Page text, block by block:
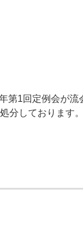
第1回定例会が
分しております。